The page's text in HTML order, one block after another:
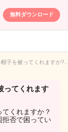
無料ダウンロード
子を被ってくれますか
ってくれます
くれますか？
拒否で困ってい